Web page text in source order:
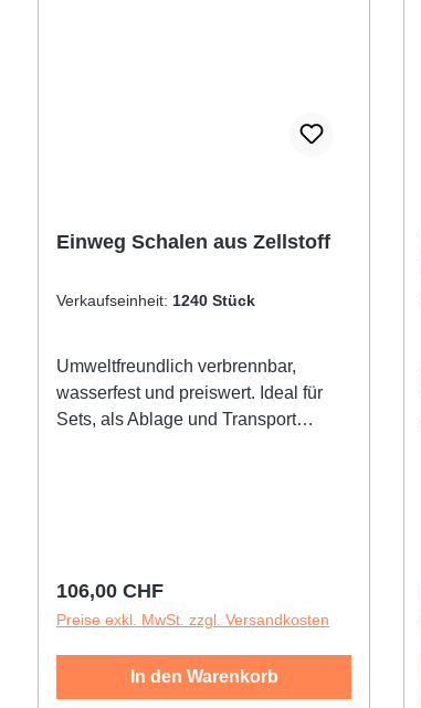
Einweg Schalen aus Zellstoff
Verkaufseinheit: 1240 Stück
Umweltfreundlich verbrennbar,
wasserfest und preiswert. Ideal für
Sets, als Ablage und Transport
Regulärer Preis:
106,00 CHF
Preise exkl. MwSt. zzgl. Versandkosten
In den Warenkorb